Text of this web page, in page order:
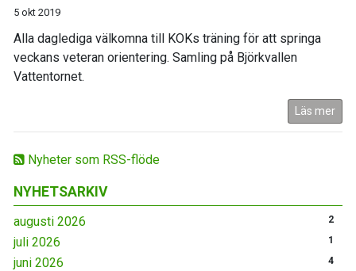
Nyheter som RSS-flöde
NYHETSARKIV
augusti 2026 2
juli 2026 1
juni 2026 4
5 okt 2019
Alla daglediga välkomna till KOKs träning för att springa
veckans veteran orientering. Samling på Björkvallen
Vattentornet.
Läs mer